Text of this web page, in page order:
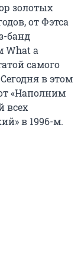
золотых
от Фэтса
банд
What a
самого
в этом
«Наполним
всех
в 1996-м.